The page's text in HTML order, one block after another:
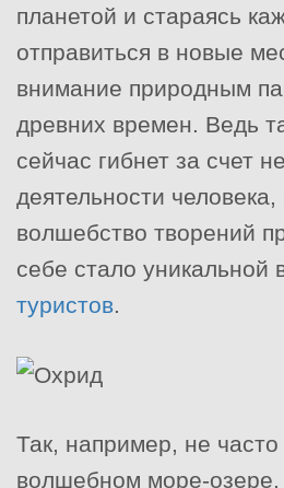
планетой и стараясь
отправиться в новые
внимание природным
древних времен. Ведь
сейчас гибнет за счет
деятельности
волшебство творений
себе стало уникальной
туристов
Так, например, не
волшебном море-озере,